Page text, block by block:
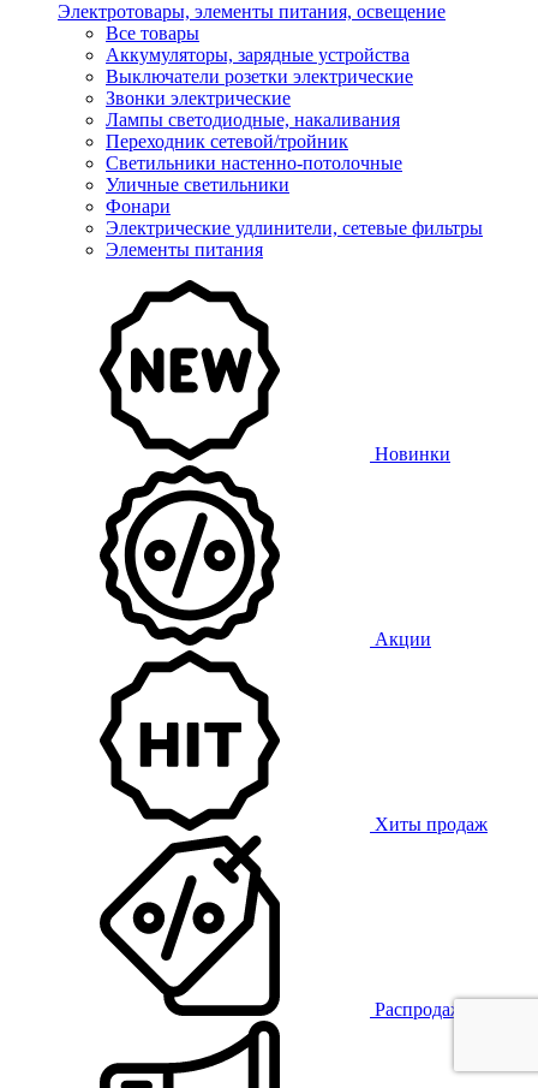
Электротовары, элементы питания, освещение
Все товары
Аккумуляторы, зарядные устройства
Выключатели розетки электрические
Звонки электрические
Лампы светодиодные, накаливания
Переходник сетевой/тройник
Светильники настенно-потолочные
Уличные светильники
Фонари
Электрические удлинители, сетевые фильтры
Элементы питания
Новинки
Акции
Хиты продаж
Распродажа